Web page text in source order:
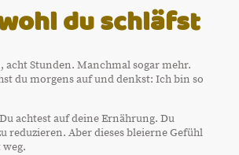
du schläfst
acht Stunden. Manchmal sogar mehr.
du morgens auf und denkst: Ich bin so
achtest auf deine Ernährung. Du
reduzieren. Aber dieses bleierne Gefühl